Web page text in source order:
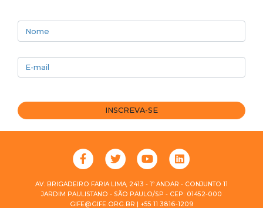
INSCREVA-SE
AV. BRIGADEIRO FARIA LIMA, 2413 - 1º ANDAR - CONJUNTO 11
JARDIM PAULISTANO - SÃO PAULO/SP - CEP: 01452-000
GIFE@GIFE.ORG.BR | +55 11 3816-1209